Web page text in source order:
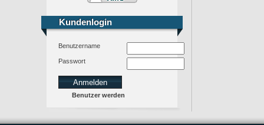
Kundenlogin
Kundenlogin
Benutzername
Passwort
Benutzer werden